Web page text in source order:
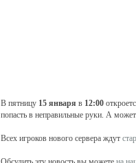
В пятницу 15 января в 12:00
попасть в неправильные руки. А
Всех игроков нового сервера ждут